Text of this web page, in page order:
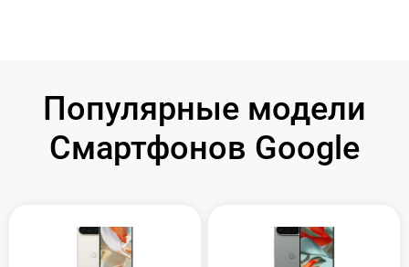
Популярные модели
Смартфонов Google